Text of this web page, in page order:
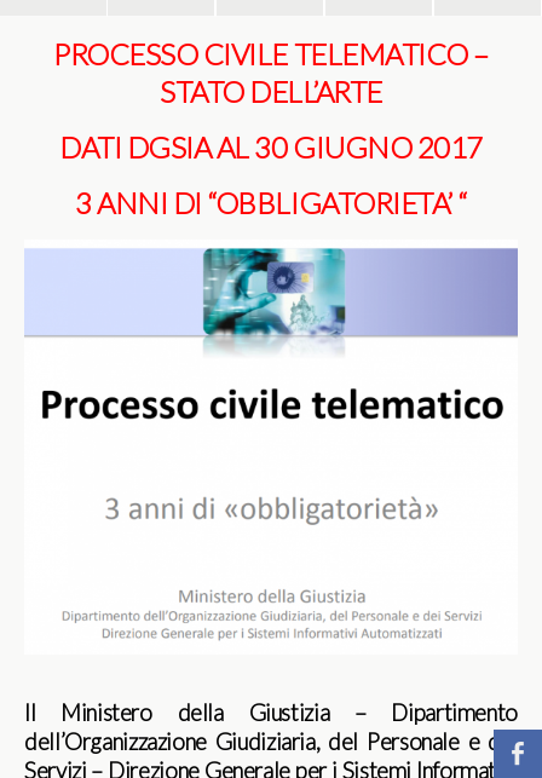
PROCESSO CIVILE TELEMATICO –
STATO DELL’ARTE
DATI DGSIA AL 30 GIUGNO 2017
3 ANNI DI “OBBLIGATORIETA’ “
Il Ministero della Giustizia – Dipartimento
dell’Organizzazione Giudiziaria, del Personale e dei
Servizi – Direzione Generale per i Sistemi Informativi
b